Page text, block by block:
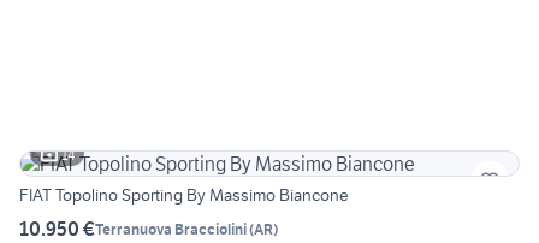
14
FIAT Topolino Sporting By Massimo Biancone
10.950 €Terranuova Bracciolini(AR)